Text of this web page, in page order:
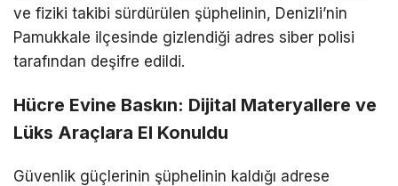
ve fiziki takibi sürdürülen şüphelinin, Denizli’nin
Pamukkale ilçesinde gizlendiği adres siber polisi
tarafından deşifre edildi.
Hücre Evine Baskın: Dijital Materyallere ve
Lüks Araçlara El Konuldu
Güvenlik güçlerinin şüphelinin kaldığı adrese